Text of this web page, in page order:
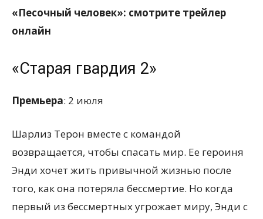
«Песочный человек»: смотрите трейлер
онлайн
«Старая гвардия 2»
Премьера: 2 июля
Шарлиз Терон вместе с командой
возвращается, чтобы спасать мир. Ее героиня
Энди хочет жить привычной жизнью после
того, как она потеряла бессмертие. Но когда
первый из бессмертных угрожает миру, Энди с